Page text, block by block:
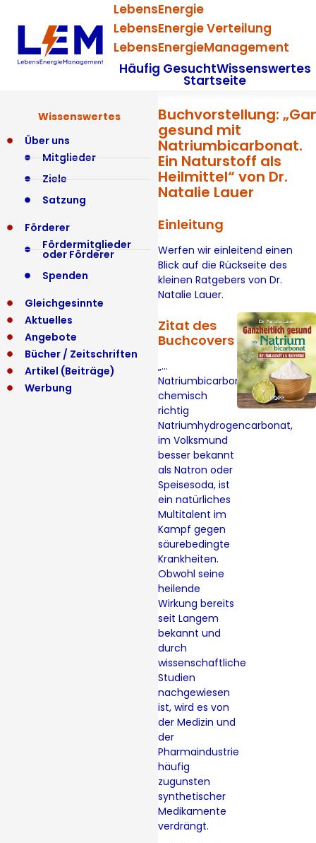
LebensEnergie
LebensEnergie Verteilung
LebensEnergieManagement
Häufig GesuchtWissenswertes
Startseite
Wissenswertes
Über uns
Mitglieder
Ziele
Satzung
Förderer
Fördermitglieder
oder Förderer
Spenden
Gleichgesinnte
Aktuelles
Angebote
Bücher / Zeitschriften
Artikel (Beiträge)
Werbung
Buchvorstellung:
gesund mit
Natriumbicarbonat.
Ein Naturstoff als
Heilmittel“ von Dr.
Natalie Lauer
Einleitung
Werfen wir einleitend einen
Blick auf die Rückseite des
kleinen Ratgebers von Dr.
Natalie Lauer.
Zitat des
Buchcovers
„…
Natriumbicarbonat,
chemisch
richtig
Natriumhydrogencarbonat,
im Volksmund
besser bekannt
als Natron oder
Speisesoda, ist
ein natürliches
Multitalent im
Kampf gegen
säurebedingte
Krankheiten.
Obwohl seine
heilende
Wirkung bereits
seit Langem
bekannt und
durch
wissenschaftliche
Studien
nachgewiesen
ist, wird es von
der Medizin und
der
Pharmaindustrie
häufig
zugunsten
synthetischer
Medikamente
verdrängt.